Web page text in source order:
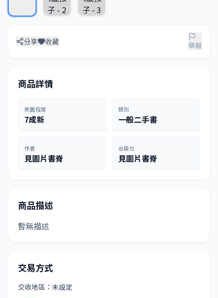
分享 收藏 舉報
商品詳情
新舊程度
7成新
類別
一般二手書
作者
見圖片書脊
出版社
見圖片書脊
商品描述
暫無描述
交易方式
交收地區：未設定